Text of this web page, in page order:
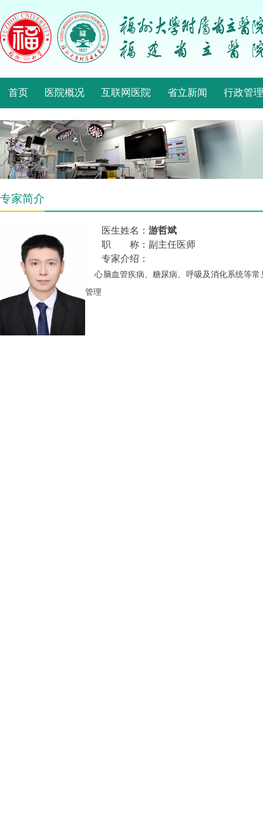
首页 医院概况 互联网医院 省立新闻 行政管理
专家简介
医生姓名： 游哲斌
职 称：副主任医师
专家介绍：
心脑血管疾病、糖尿病、呼吸及消化系统等常
管理